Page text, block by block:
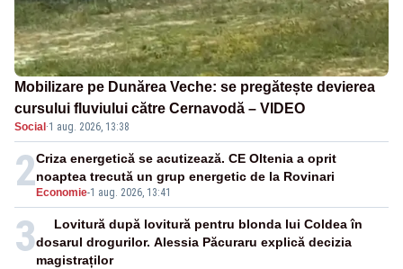
Mobilizare pe Dunărea Veche: se pregătește devierea
cursului fluviului către Cernavodă – VIDEO
Social ·1 aug. 2026, 13:38
2 Economie-1 aug. 2026, 13:41
Criza energetică se acutizează. CE Oltenia a oprit
noaptea trecută un grup energetic de la Rovinari
3
Lovitură după lovitură pentru blonda lui Coldea în
dosarul drogurilor. Alessia Păcuraru explică decizia
magistraților